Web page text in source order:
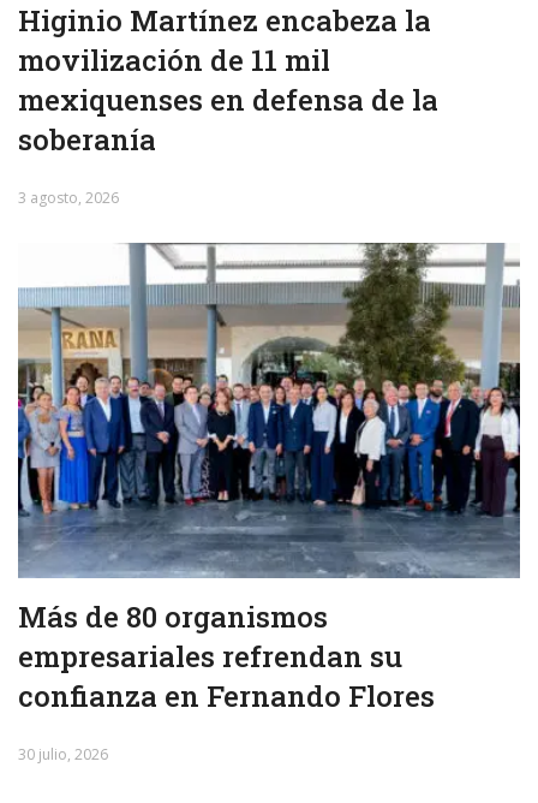
Higinio Martínez encabeza la
movilización de 11 mil
mexiquenses en defensa de la
soberanía
3 agosto, 2026
Más de 80 organismos
empresariales refrendan su
confianza en Fernando Flores
30 julio, 2026